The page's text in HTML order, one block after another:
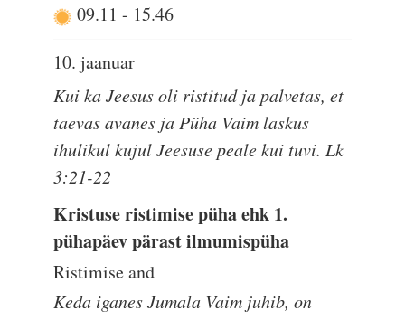
09.11- 15.46
10. jaanuar
Kui ka Jeesus oli ristitud ja palvetas, et
taevas avanes ja Püha Vaim laskus
ihulikul kujul Jeesuse peale kui tuvi. Lk
3:21-22
Kristuse ristimise püha ehk 1.
pühapäev pärast ilmumispüha
Ristimise and
Keda iganes Jumala Vaim juhib, on